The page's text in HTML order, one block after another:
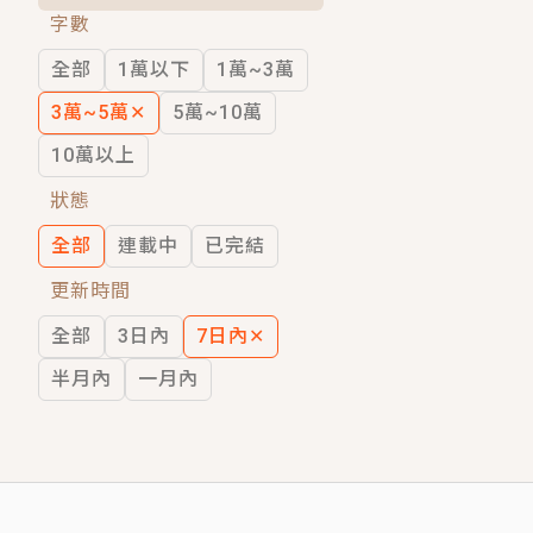
穿越｜《穿越遠古後成了野人娘子》你
字數
全部
1萬以下
1萬~3萬
3萬~5萬 ✕
5萬~10萬
10萬以上
狀態
全部
連載中
已完結
更新時間
全部
3日內 7日內 ✕
半月內
一月內